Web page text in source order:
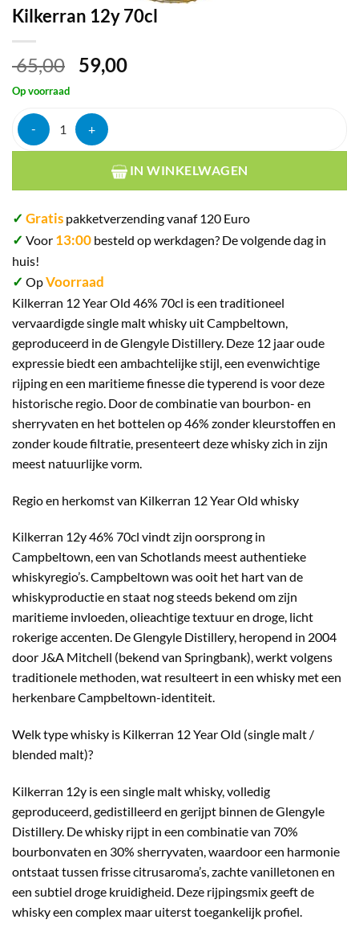
Kilkerran 12y 70cl
65,00
Oorspronkelijke
prijs
€ 65,00.
59,00Huidige
Op voorraad
Kilkerran 12y 70cl aantal
IN WINKELWAGEN
✓ Gratis pakketverzending vanaf 120 Euro
✓ Voor 13:00 besteld op werkdagen? De volgende dag in
huis!
✓ OpVoorraad
Kilkerran 12 Year Old 46% 70cl is een traditioneel
vervaardigde single malt whisky uit Campbeltown,
geproduceerd in de Glengyle Distillery. Deze 12 jaar oude
expressie biedt een ambachtelijke stijl, een evenwichtige
rijping en een maritieme finesse die typerend is voor deze
historische regio. Door de combinatie van bourbon- en
sherryvaten en het bottelen op 46% zonder kleurstoffen en
zonder koude filtratie, presenteert deze whisky zich in zijn
meest natuurlijke vorm.
Regio en herkomst van Kilkerran 12 Year Old whisky
Kilkerran 12y 46% 70cl vindt zijn oorsprong in
Campbeltown, een van Schotlands meest authentieke
whiskyregio’s. Campbeltown was ooit het hart van de
whiskyproductie en staat nog steeds bekend om zijn
maritieme invloeden, olieachtige textuur en droge, licht
rokerige accenten. De Glengyle Distillery, heropend in 2004
door J&A Mitchell (bekend van Springbank), werkt volgens
traditionele methoden, wat resulteert in een whisky met een
herkenbare Campbeltown-identiteit.
Welk type whisky is Kilkerran 12 Year Old (single malt /
blended malt)?
Kilkerran 12y is een single malt whisky, volledig
geproduceerd, gedistilleerd en gerijpt binnen de Glengyle
Distillery. De whisky rijpt in een combinatie van 70%
bourbonvaten en 30% sherryvaten, waardoor een harmonie
ontstaat tussen frisse citrusaroma’s, zachte vanilletonen en
een subtiel droge kruidigheid. Deze rijpingsmix geeft de
whisky een complex maar uiterst toegankelijk profiel.